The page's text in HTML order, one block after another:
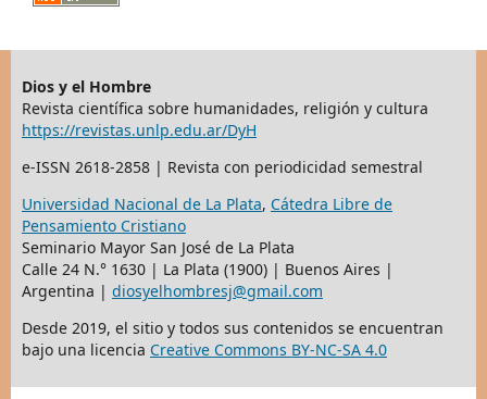
Dios y el Hombre
Revista científica sobre humanidades, religión y cultura
https://revistas.unlp.edu.ar/DyH
e-ISSN 2618-2858 | Revista con periodicidad semestral
Universidad Nacional de La Plata, Cátedra Libre de
Pensamiento Cristiano
Seminario Mayor San José de La Plata
Calle 24 N.° 1630 | La Plata (1900) | Buenos Aires |
Argentina | diosyelhombresj@gmail.com
Desde 2019, el sitio y todos sus contenidos se encuentran
bajo una licencia Creative Commons BY-NC-SA 4.0